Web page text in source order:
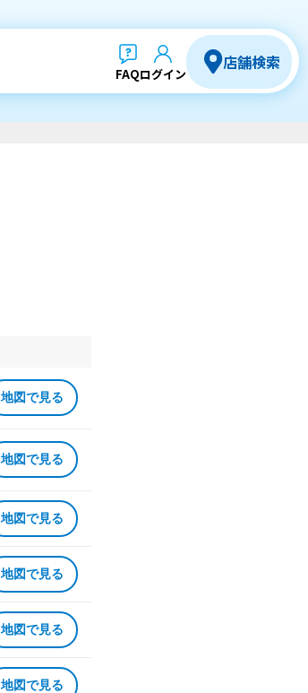
FAQログイン
店舗検索
地図で見る
地図で見る
地図で見る
地図で見る
地図で見る
地図で見る